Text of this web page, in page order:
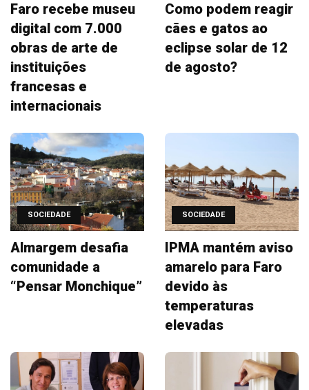
Faro recebe museu
digital com 7.000
obras de arte de
instituições
francesas e
internacionais
Como podem reagir
cães e gatos ao
eclipse solar de 12
de agosto?
SOCIEDADE
Almargem desafia
comunidade a
“Pensar Monchique”
SOCIEDADE
IPMA mantém aviso
amarelo para Faro
devido às
temperaturas
elevadas